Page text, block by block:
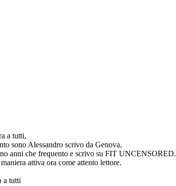
a tutti,
sono Alessandro scrivo da Genova,
anni che frequento e scrivo su FIT UNCENSORED.
attiva ora come attento lettore.
a tutti